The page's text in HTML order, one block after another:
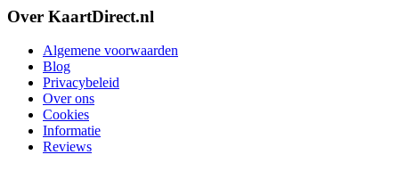
Over KaartDirect.nl
Algemene voorwaarden
Blog
Privacybeleid
Over ons
Cookies
Informatie
Reviews